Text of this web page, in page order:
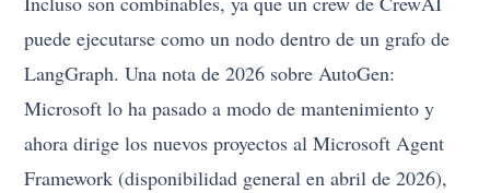
puede ejecutarse como un nodo dentro de un grafo de
LangGraph. Una nota de 2026 sobre AutoGen:
Microsoft lo ha pasado a modo de mantenimiento y
ahora dirige los nuevos proyectos al Microsoft Agent
Framework (disponibilidad general en abril de 2026),